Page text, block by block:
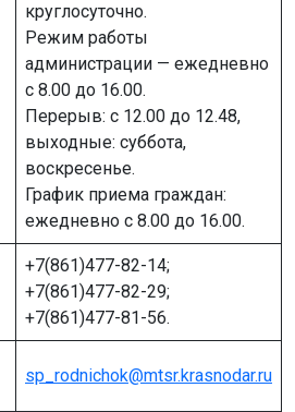
круглосуточно.
Режим работы
администрации — ежедневно
с 8.00 до 16.00.
Перерыв: с 12.00 до 12.48,
выходные: суббота,
воскресенье.
График приема граждан:
ежедневно с 8.00 до 16.00.
+7(861)477-82-14;
+7(861)477-82-29;
+7(861)477-81-56.
sp_rodnichok@mtsr.krasnodar.ru